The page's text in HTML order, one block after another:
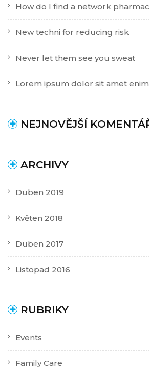
How do I find a network
New techni for reducing risk
Never let them see you sweat
Lorem ipsum dolor sit amet enim
NEJNOVĚJŠÍ
ARCHIVY
Duben 2019
Květen 2018
Duben 2017
Listopad 2016
RUBRIKY
Events
Family Care